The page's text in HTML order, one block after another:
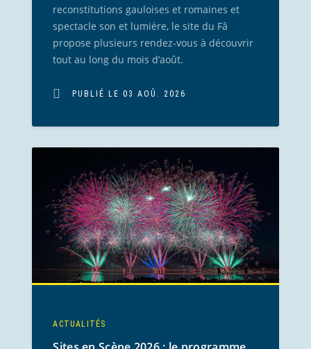
reconstitutions gauloises et romaines et
spectacle son et lumière, le site du Fâ
propose plusieurs rendez-vous à découvrir
tout au long du mois d’août.
PUBLIÉ LE 03 AOÛ. 2026
ACTUALITÉS